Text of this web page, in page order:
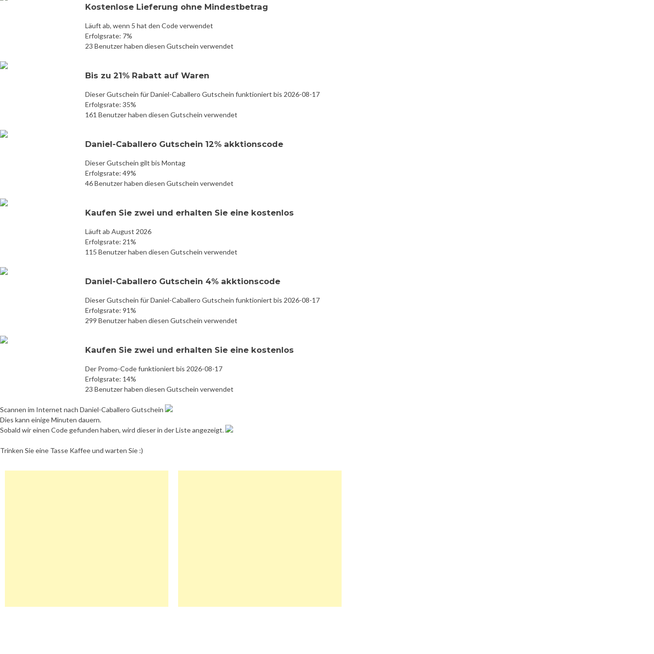
Kostenlose Lieferung ohne Mindestbetrag
Läuft ab, wenn 5 hat den Code verwendet
Erfolgsrate: 7%
23 Benutzer haben diesen Gutschein verwendet
Bis zu 21% Rabatt auf Waren
Dieser Gutschein für Daniel-Caballero Gutschein funktioniert bis 2026-08-17
Erfolgsrate: 35%
161 Benutzer haben diesen Gutschein verwendet
Daniel-Caballero Gutschein 12% akktionscode
Dieser Gutschein gilt bis Montag
Erfolgsrate: 49%
46 Benutzer haben diesen Gutschein verwendet
Kaufen Sie zwei und erhalten Sie eine kostenlos
Läuft ab August 2026
Erfolgsrate: 21%
115 Benutzer haben diesen Gutschein verwendet
Daniel-Caballero Gutschein 4% akktionscode
Dieser Gutschein für Daniel-Caballero Gutschein funktioniert bis 2026-08-17
Erfolgsrate: 91%
299 Benutzer haben diesen Gutschein verwendet
Kaufen Sie zwei und erhalten Sie eine kostenlos
Der Promo-Code funktioniert bis 2026-08-17
Erfolgsrate: 14%
23 Benutzer haben diesen Gutschein verwendet
Scannen im Internet nach Daniel-Caballero Gutschein
Dies kann einige Minuten dauern.
Sobald wir einen Code gefunden haben, wird dieser in der Liste angezeigt.
Trinken Sie eine Tasse Kaffee und warten Sie :)